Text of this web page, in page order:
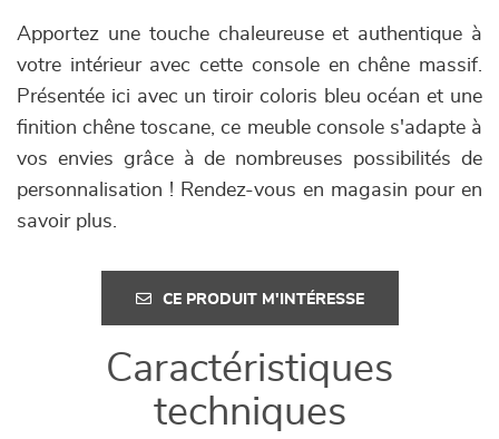
Apportez une touche chaleureuse et authentique à
votre intérieur avec cette console en chêne massif.
Présentée ici avec un tiroir coloris bleu océan et une
finition chêne toscane, ce meuble console s'adapte à
vos envies grâce à de nombreuses possibilités de
personnalisation ! Rendez-vous en magasin pour en
savoir plus.
CE PRODUIT M'INTÉRESSE
Caractéristiques
techniques